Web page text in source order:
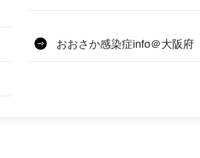
おおさか感染症info＠大阪府